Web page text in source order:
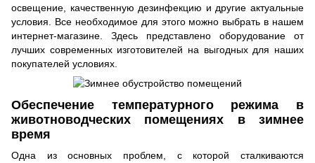
освещение, качественную дезинфекцию и другие актуальные
условия. Все необходимое для этого можно выбрать в нашем
интернет-магазине. Здесь представлено оборудование от
лучших современных изготовителей на выгодных для наших
покупателей условиях.
Обеспечение температурного режима в
животноводческих помещениях в зимнее
время
Одна из основных проблем, с которой сталкиваются